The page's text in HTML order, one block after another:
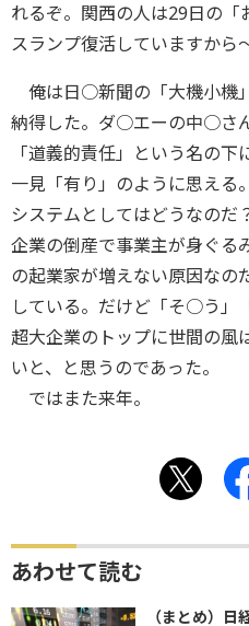
れるぞ。関西の人は29日の
スランプ復活していますから
俺は日○新聞の「大機小機
納得した。ダ○エーの中○さ
「道義的責任」という名の
一見「有り」のように思える
システムとしてはどうなのだ
企業の倒産で事業主が身ぐる
の起業家が増えない原因なの
している。だけど「そ○う」
超大企業のトップに世間の風
いと、と思うのであった。
ではまた来年。
あわせて読む
（まとめ）